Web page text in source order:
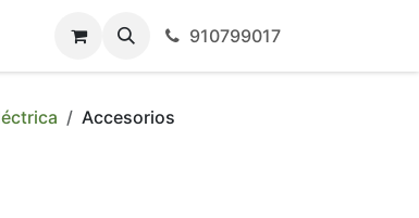
910799017
Accesorios